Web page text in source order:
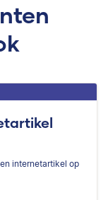
internetartikel op